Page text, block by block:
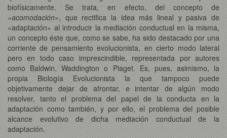
biofísicamente. Se trata, en efecto, del concepto de
«acomodación», que rectifica la idea más lineal y pasiva de
«adaptación» al introducir la mediación conductual en la misma,
un concepto éste que, como se sabe, ha sido destacado por una
corriente de pensamiento evolucionista, en cierto modo lateral
pero en todo caso imprescindible, representada por autores
como Baldwin, Waddington o Piaget. Es, pues, asimismo, la
propia Biología Evolucionista la que tampoco puede
objetivamente dejar de afrontar, e intentar de algún modo
resolver, tanto el problema del papel de la conducta en la
adaptación como también, y por ello, el problema del posible
alcance evolutivo de dicha mediación conductual de la
adaptación.